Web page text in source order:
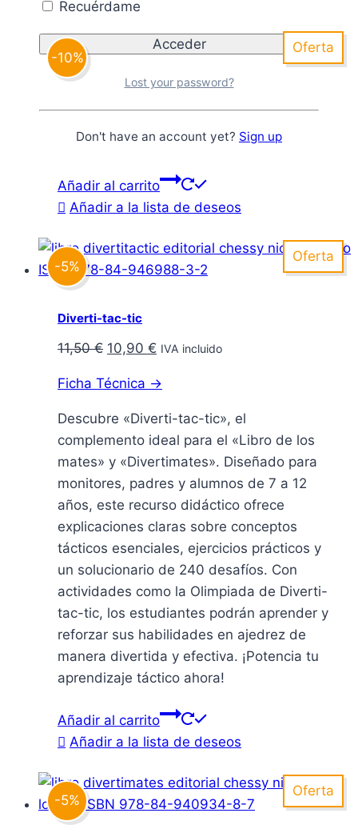
Oferta
-10%
Colección Juega y aprende – Educación
precio
original
90,00 €.
precio
actual
81,00 €.
Añadir al carrito
Añadir a la lista de deseos
Oferta
-5%
Diverti-tac-tic
11,50€ El
original
era:
11,50 €.
10,90 € El
actual
es:
10,90 €.
IVA incluido
Ficha Técnica →
Descubre «Diverti-tac-tic», el
complemento ideal para el «Libro de los
mates» y «Divertimates». Diseñado para
monitores, padres y alumnos de 7 a 12
años, este recurso didáctico ofrece
explicaciones claras sobre conceptos
tácticos esenciales, ejercicios prácticos y
un solucionario de 240 desafíos. Con
actividades como la Olimpiada de Diverti-
tac-tic, los estudiantes podrán aprender y
reforzar sus habilidades en ajedrez de
manera divertida y efectiva. ¡Potencia tu
aprendizaje táctico ahora!
Añadir al carrito
Añadir a la lista de deseos
Oferta
-5%
Recuérdame
Lost your password?
Don't have an account yet? Sign up